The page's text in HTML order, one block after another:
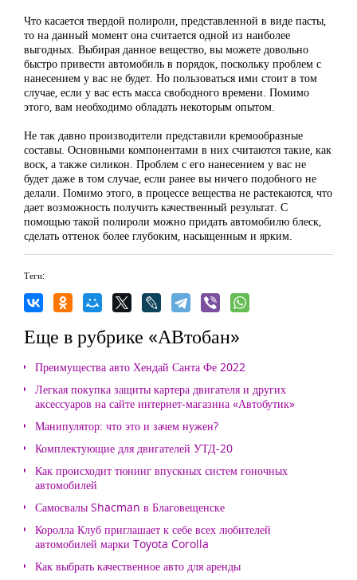
Что касается твердой полироли, представленной в виде пасты,
то на данный момент она считается одной из наиболее
выгодных. Выбирая данное вещество, вы можете довольно
быстро привести автомобиль в порядок, поскольку проблем с
нанесением у вас не будет. Но пользоваться ими стоит в том
случае, если у вас есть масса свободного времени. Помимо
этого, вам необходимо обладать некоторым опытом.
Не так давно производители представили кремообразные
составы. Основными компонентами в них считаются такие, как
воск, а также силикон. Проблем с его нанесением у вас не
будет даже в том случае, если ранее вы ничего подобного не
делали. Помимо этого, в процессе вещества не растекаются, что
дает возможность получить качественный результат. С
помощью такой полироли можно придать автомобилю блеск,
сделать оттенок более глубоким, насыщенным и ярким.
Теги:
Еще в рубрике «АВтобан»
Преимущества авто Хендай Санта Фе 2022
Легкая покупка защиты картера двигателя и других
аксессуаров на сайте интернет-магазина «Автобутик»
Манипулятор: что это и зачем нужен?
Комплектующие для двигателей УТД-20
Как происходит тюнинг впускных систем гоночных
автомобилей
Самосвалы Shacman в Благовещенске
Королла Клуб приглашает к себе всех любителей
автомобилей марки Toyota Corolla
Как выбрать качественное авто для аренды